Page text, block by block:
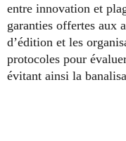
entre innovation et
garanties offertes aux
d’édition et les
protocoles pour
évitant ainsi la